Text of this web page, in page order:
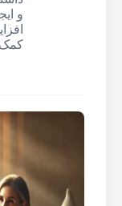
و
کمک